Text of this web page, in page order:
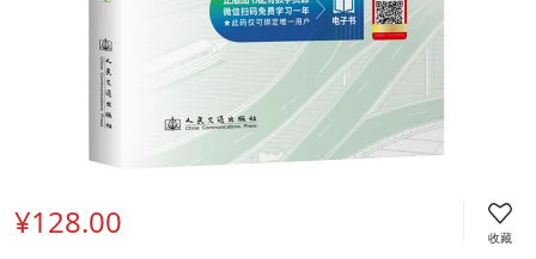
¥128.00 收藏